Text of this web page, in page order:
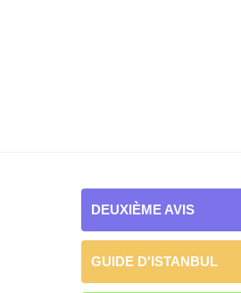
DEUXIÈME AVIS
GUIDE D'ISTANBUL